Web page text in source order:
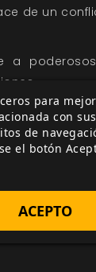
de un
y el
para
con sus
de
el botón
ACEPTO